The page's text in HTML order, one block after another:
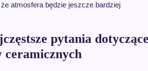
atmosfera będzie jeszcze bardziej
pytania
ceramicznych